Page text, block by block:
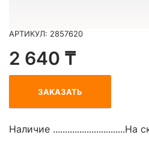
АРТИКУЛ: 2857620
2 640 ₸
ЗАКАЗАТЬ
Наличие ..............................На